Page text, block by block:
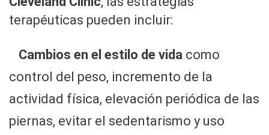
terapéuticas pueden incluir:
Cambios en el estilo de vida como
control del peso, incremento de la
actividad física, elevación periódica de las
piernas, evitar el sedentarismo y uso